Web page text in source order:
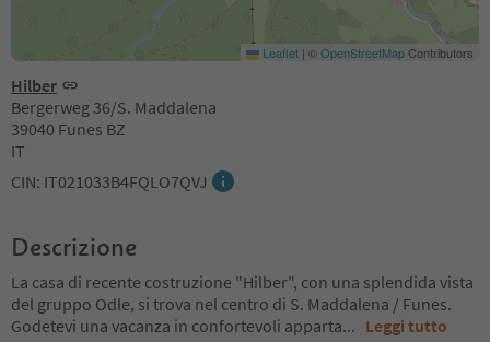
Hilber
Bergerweg 36/S. Maddalena
39040 Funes BZ
IT
CIN: IT021033B4FQLO7QVJ
Leaflet | ©OpenStreetMapContributors
Descrizione
La casa di recente costruzione "Hilber", con una splendida vista
del gruppo Odle, si trova nel centro di S. Maddalena / Funes.
Godetevi una vacanza in confortevoli apparta... Leggi tutto